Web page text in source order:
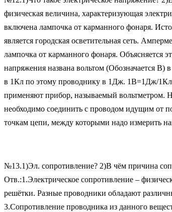
физическая величина, характеризующая
включена лампочка от карманного фонаря.
является городская осветительная сеть.
лампочка от карманного фонаря. Объясняется
напряжения названа вольтом (Обозначается В)
в 1Кл по этому проводнику в 1Дж. 1В=1Дж/1Кл.
применяют прибор, называемый вольтметром.
необходимо соединить с проводом идущим от
точкам цепи, между которыми надо измерить
№13.1)Эл. сопротивление? 2)В чём причина
Отв.:1.Электрическое сопротивление –
решётки. Разные проводники обладают
3.Сопротивление проводника из данного